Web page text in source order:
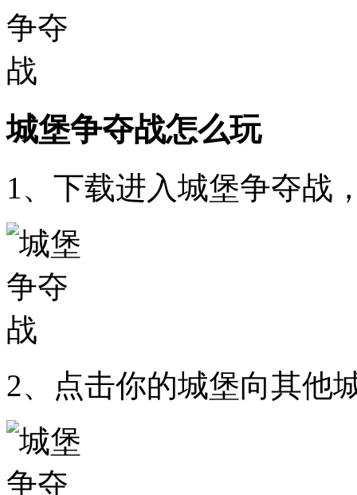
城堡争夺战怎么玩
1、下载进入城堡争夺战
2、点击你的城堡向其他